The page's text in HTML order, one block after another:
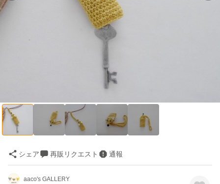
シェア 再販リクエスト 通報
aaco's GALLERY